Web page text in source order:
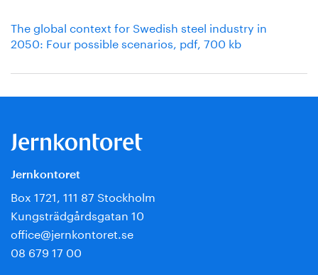
The global context for Swedish steel industry in
2050: Four possible scenarios, pdf, 700 kb
Jernkontoret
Box 1721, 111 87 Stockholm
Kungsträdgårdsgatan 10
office@jernkontoret.se
08 679 17 00